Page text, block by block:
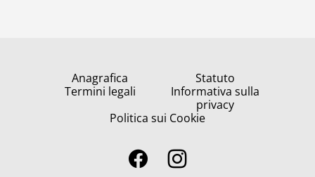
Anagrafica
Statuto
Termini legali
Informativa sulla
privacy
Politica sui Cookie